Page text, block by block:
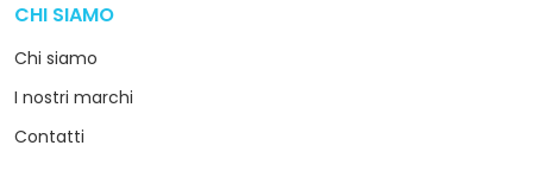
CHI SIAMO
Chi siamo
I nostri marchi
Contatti